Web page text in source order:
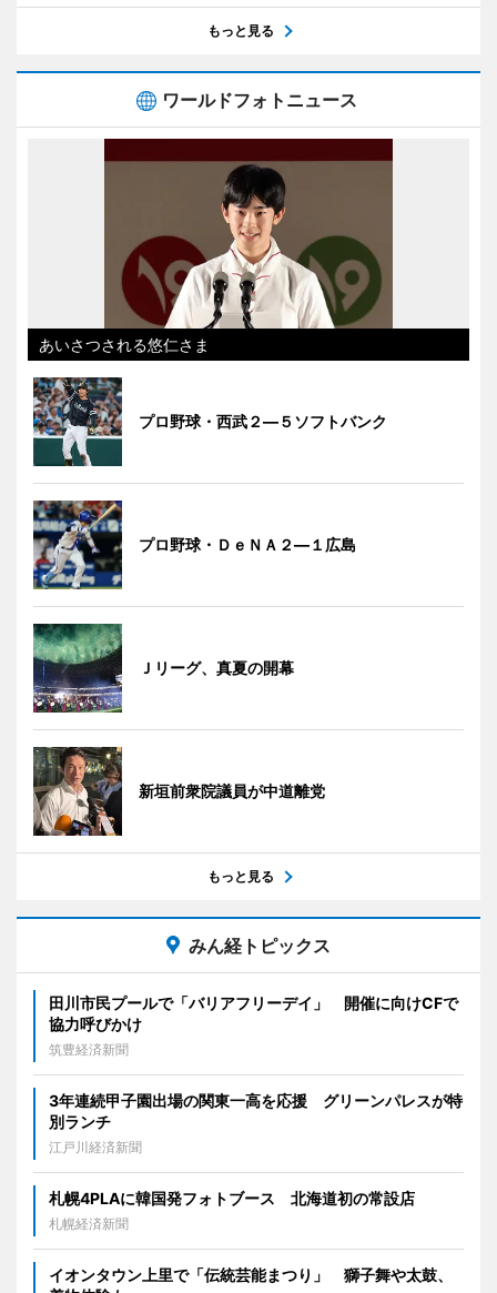
もっと見る
ワールドフォトニュース
あいさつされる悠仁さま
プロ野球・西武２―５ソフトバンク
プロ野球・ＤｅＮＡ２―１広島
Ｊリーグ、真夏の開幕
新垣前衆院議員が中道離党
もっと見る
みん経トピックス
田川市民プールで「バリアフリーデイ」 開催に向けCFで
協力呼びかけ
筑豊経済新聞
3年連続甲子園出場の関東一高を応援 グリーンパレスが特
別ランチ
江戸川経済新聞
札幌4PLAに韓国発フォトブース 北海道初の常設店
札幌経済新聞
イオンタウン上里で「伝統芸能まつり」 獅子舞や太鼓、